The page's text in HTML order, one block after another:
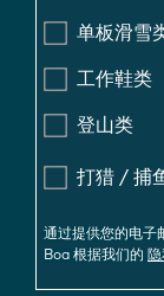
单板滑雪
工作鞋类
登山类
打猎 / 捕
通过提供您的电子
Boa 根据我们的